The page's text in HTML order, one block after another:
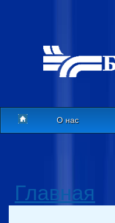
О нас
Главная